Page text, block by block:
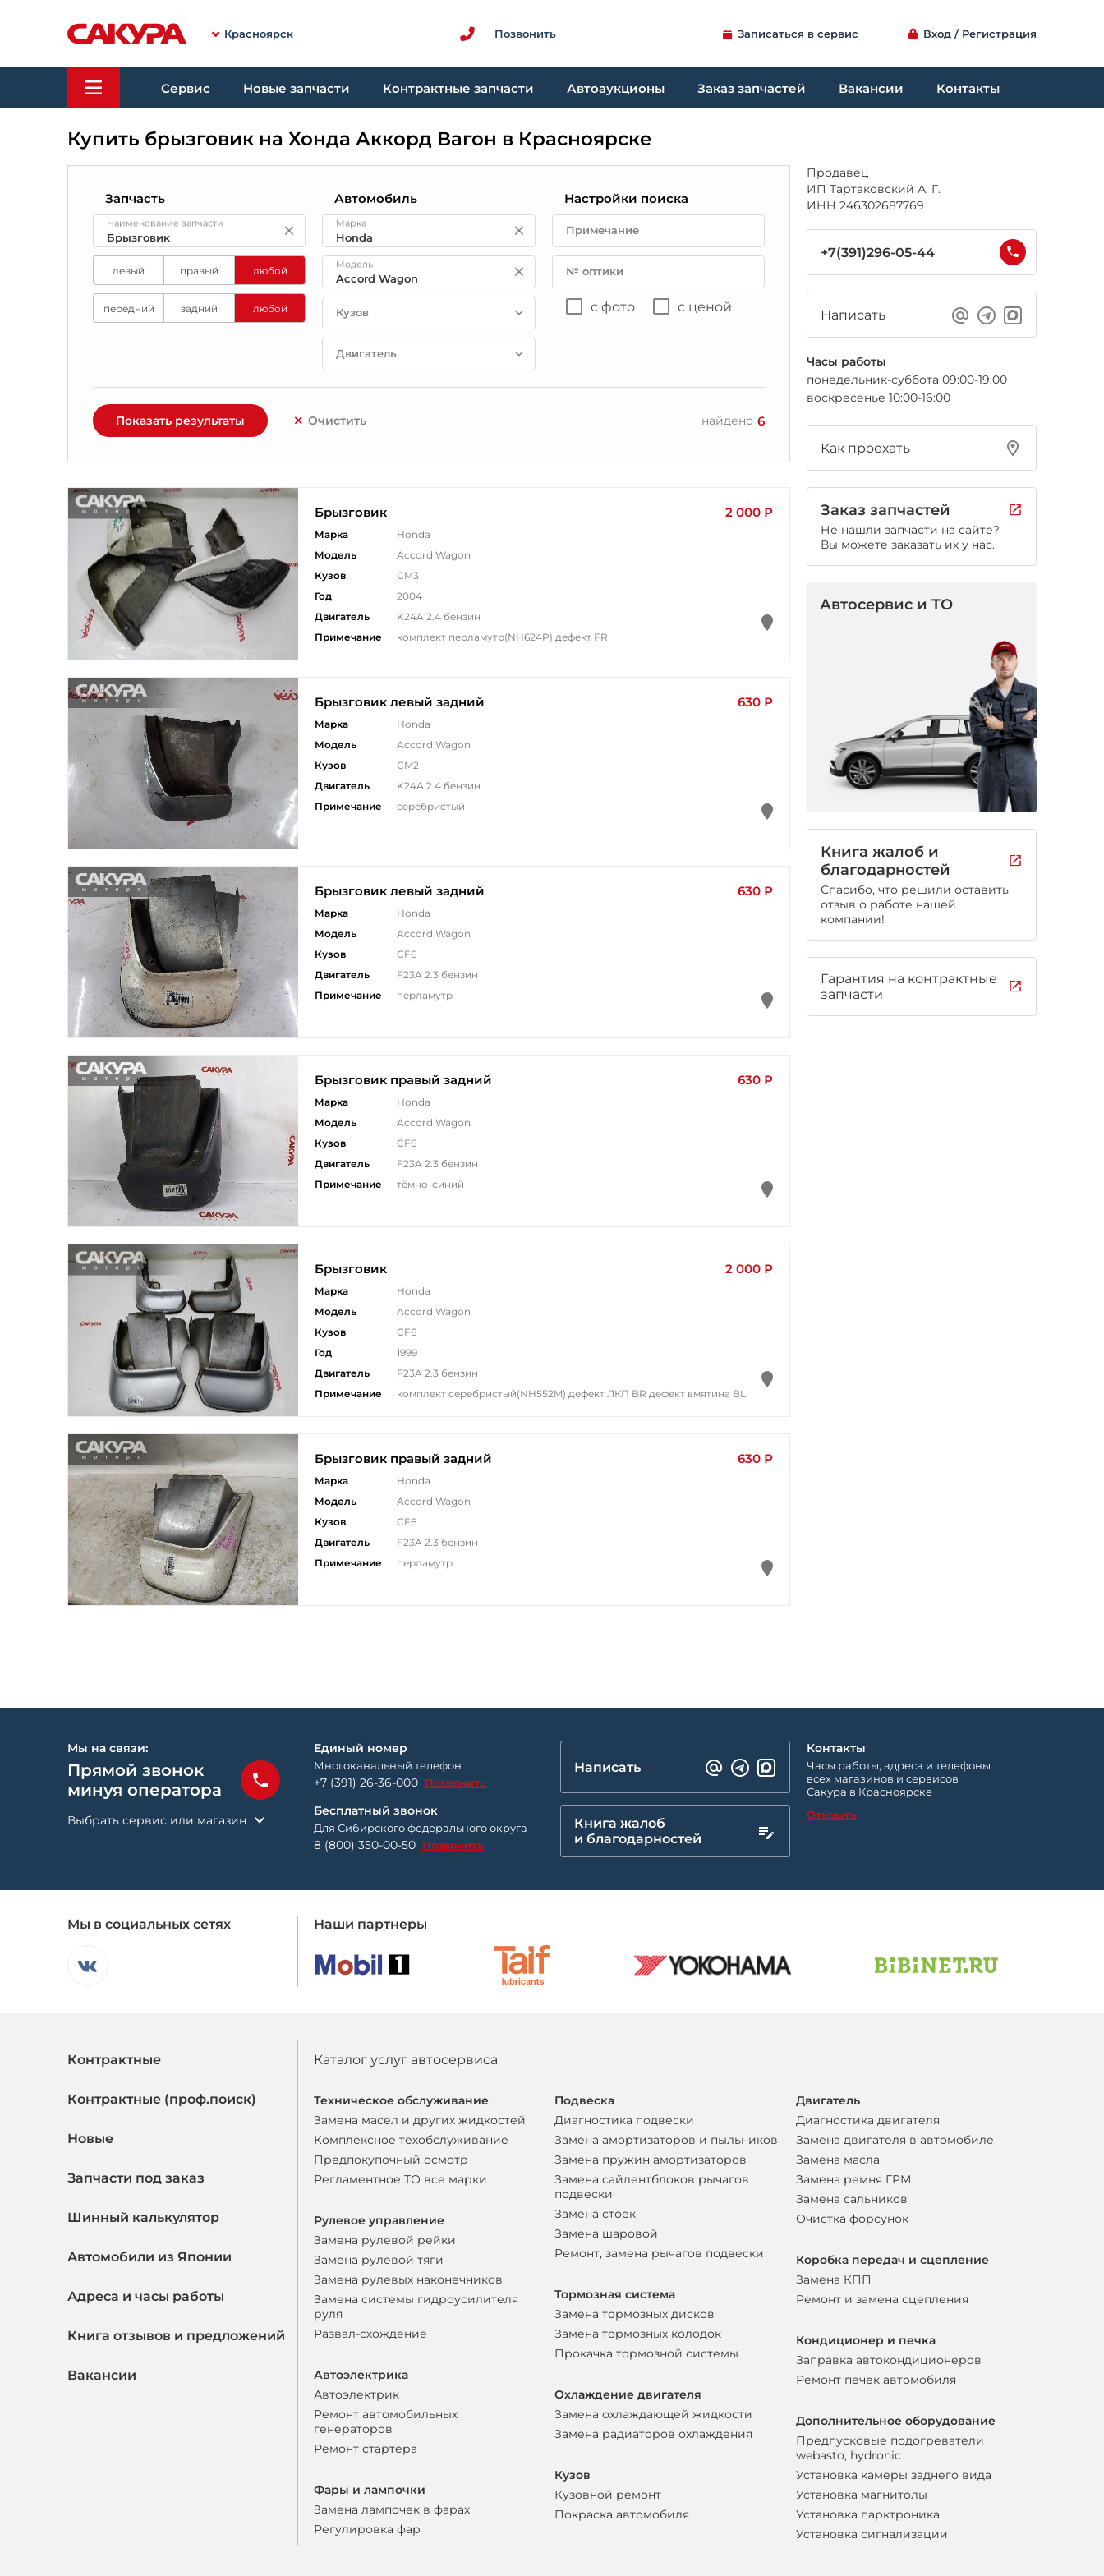
Красноярск Позвонить Записаться в сервис Вход / Регистрация
Сервис Новые запчасти Контрактные запчасти Автоаукционы Заказ запчастей Вакансии Контакты
Купить брызговик на Хонда Аккорд Вагон в Красноярске
Запчасть
Наименование запчасти
левый правый любой
передний задний любой
Автомобиль
Марка
Модель
Кузов
Двигатель
Настройки поиска
Примечание
№ оптики
с фото с ценой
Показать результаты Очистить найдено 6
Брызговик 2 000 Р
Марка
Honda
Модель
Accord Wagon
Кузов
CM3
Год
2004
Двигатель
K24A 2.4 бензин
Примечание
комплект перламутр(NH624P) дефект FR
Брызговик левый задний 630 Р
Марка
Honda
Модель
Accord Wagon
Кузов
CM2
Двигатель
K24A 2.4 бензин
Примечание
серебристый
Брызговик левый задний 630 Р
Марка
Honda
Модель
Accord Wagon
Кузов
CF6
Двигатель
F23A 2.3 бензин
Примечание
перламутр
Брызговик правый задний 630 Р
Марка
Honda
Модель
Accord Wagon
Кузов
CF6
Двигатель
F23A 2.3 бензин
Примечание
тёмно-синий
Брызговик 2 000 Р
Марка
Honda
Модель
Accord Wagon
Кузов
CF6
Год
1999
Двигатель
F23A 2.3 бензин
Примечание
комплект серебристый(NH552M) дефект ЛКП BR дефект вмятина BL
Брызговик правый задний 630 Р
Марка
Honda
Модель
Accord Wagon
Кузов
CF6
Двигатель
F23A 2.3 бензин
Примечание
перламутр
Продавец
ИП Тартаковский А. Г.
ИНН 246302687769
+7(391)296-05-44
Написать
Часы работы
понедельник-суббота 09:00-19:00
воскресенье 10:00-16:00
Как проехать
Заказ запчастей
Не нашли запчасти на сайте?
Вы можете заказать их у нас.
Автосервис и ТО
Книга жалоб и
благодарностей
Спасибо, что решили оставить
отзыв о работе нашей
компании!
Гарантия на контрактные
запчасти
Мы на связи:
Прямой звонок
минуя оператора
Выбрать сервис или магазин
Единый номер
Многоканальный телефон
+7 (391) 26-36-000 Позвонить
Бесплатный звонок
Для Сибирского федерального округа
8 (800) 350-00-50 Позвонить
Написать
Книга жалоб
и благодарностей
Контакты
Часы работы, адреса и телефоны
всех магазинов и сервисов
Сакура в Красноярске
Открыть
Мы в социальных сетях Наши партнеры
Контрактные
Контрактные (проф.поиск)
Новые
Запчасти под заказ
Шинный калькулятор
Автомобили из Японии
Адреса и часы работы
Книга отзывов и предложений
Вакансии
Каталог услуг автосервиса
Техническое обслуживание
Замена масел и других жидкостей
Комплексное техобслуживание
Предпокупочный осмотр
Регламентное ТО все марки
Рулевое управление
Замена рулевой рейки
Замена рулевой тяги
Замена рулевых наконечников
Замена системы гидроусилителя
руля
Развал-схождение
Автоэлектрика
Автоэлектрик
Ремонт автомобильных
генераторов
Ремонт стартера
Фары и лампочки
Замена лампочек в фарах
Регулировка фар
Подвеска
Диагностика подвески
Замена амортизаторов и пыльников
Замена пружин амортизаторов
Замена сайлентблоков рычагов
подвески
Замена стоек
Замена шаровой
Ремонт, замена рычагов подвески
Тормозная система
Замена тормозных дисков
Замена тормозных колодок
Прокачка тормозной системы
Охлаждение двигателя
Замена охлаждающей жидкости
Замена радиаторов охлаждения
Кузов
Кузовной ремонт
Покраска автомобиля
Двигатель
Диагностика двигателя
Замена двигателя в автомобиле
Замена масла
Замена ремня ГРМ
Замена сальников
Очистка форсунок
Коробка передач и сцепление
Замена КПП
Ремонт и замена сцепления
Кондиционер и печка
Заправка автокондиционеров
Ремонт печек автомобиля
Дополнительное оборудование
Предпусковые подогреватели
webasto, hydronic
Установка камеры заднего вида
Установка магнитолы
Установка парктроника
Установка сигнализации